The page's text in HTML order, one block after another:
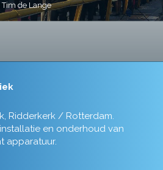
Tim de Lange
Ridderkerk / Rotterdam.
en onderhoud van
apparatuur.